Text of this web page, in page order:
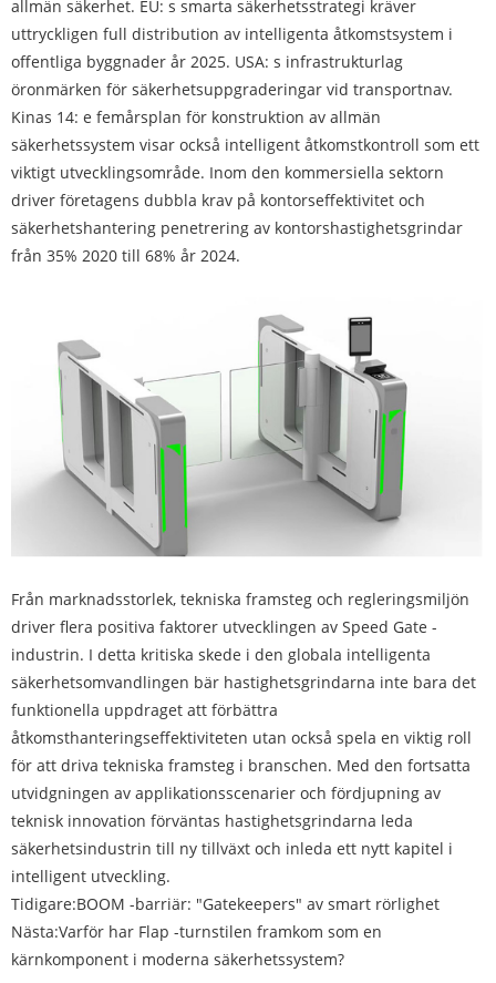
allmän säkerhet. EU: s smarta säkerhetsstrategi kräver
uttryckligen full distribution av intelligenta åtkomstsystem i
offentliga byggnader år 2025. USA: s infrastrukturlag
öronmärken för säkerhetsuppgraderingar vid transportnav.
Kinas 14: e femårsplan för konstruktion av allmän
säkerhetssystem visar också intelligent åtkomstkontroll som ett
viktigt utvecklingsområde. Inom den kommersiella sektorn
driver företagens dubbla krav på kontorseffektivitet och
säkerhetshantering penetrering av kontorshastighetsgrindar
från 35% 2020 till 68% år 2024.
Från marknadsstorlek, tekniska framsteg och regleringsmiljön
driver flera positiva faktorer utvecklingen av Speed ​​Gate -
industrin. I detta kritiska skede i den globala intelligenta
säkerhetsomvandlingen bär hastighetsgrindarna inte bara det
funktionella uppdraget att förbättra
åtkomsthanteringseffektiviteten utan också spela en viktig roll
för att driva tekniska framsteg i branschen. Med den fortsatta
utvidgningen av applikationsscenarier och fördjupning av
teknisk innovation förväntas hastighetsgrindarna leda
säkerhetsindustrin till ny tillväxt och inleda ett nytt kapitel i
intelligent utveckling.
Tidigare:BOOM -barriär: "Gatekeepers" av smart rörlighet
Nästa:Varför har Flap -turnstilen framkom som en
kärnkomponent i moderna säkerhetssystem?